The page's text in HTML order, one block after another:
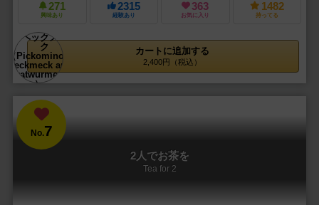
271
興味あり
2315
経験あり
363
お気に入り
1482
持ってる
カートに追加する
2,400円（税込）
No.7
2人でお茶を
Tea for 2